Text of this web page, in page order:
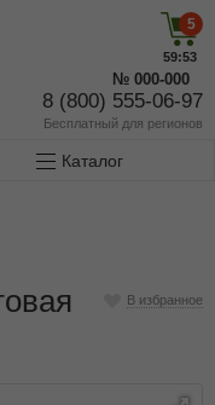
8 (800) 555-06-97
Бесплатный для регионов
5
59:53
№ 000-000
Каталог
В избранное